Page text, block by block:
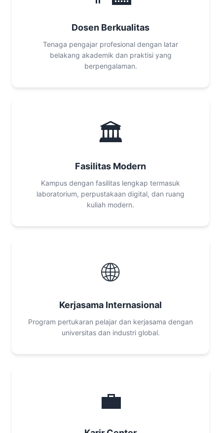
Dosen Berkualitas
Tenaga pengajar profesional dengan latar
belakang akademik dan praktisi yang
berpengalaman.
🏛️
Fasilitas Modern
Kampus dengan fasilitas lengkap termasuk
laboratorium, perpustakaan digital, dan ruang
kuliah modern.
🌐
Kerjasama Internasional
Program pertukaran pelajar dan kerjasama dengan
universitas dan industri global.
💼